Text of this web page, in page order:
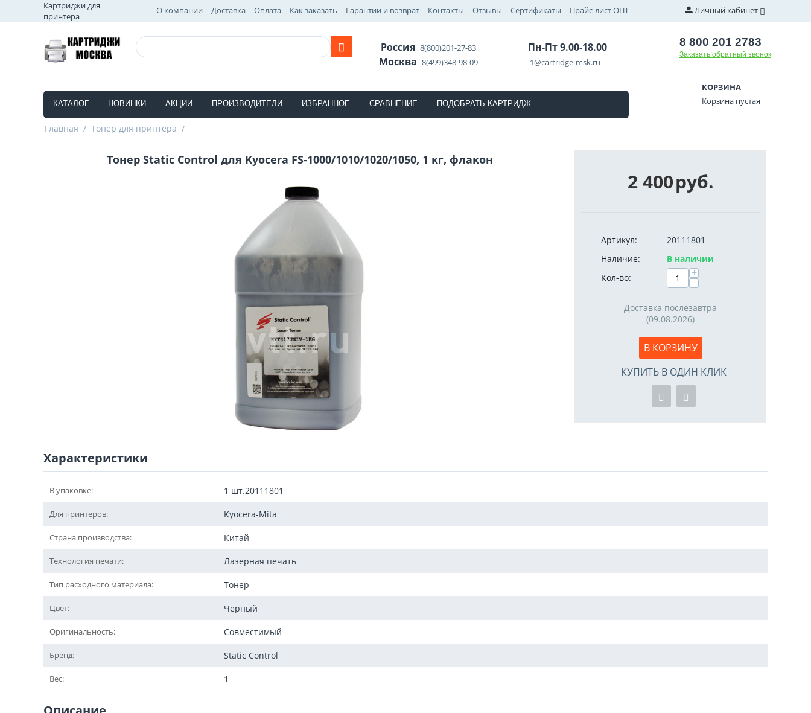
Картриджи для
принтера
О компании Доставка Оплата Как заказать Гарантии и возврат Контакты Отзывы Сертификаты Прайс-лист ОПТ Личный кабинет
Россия8(800)201-27-83
Москва8(499)348-98-09
Пн-Пт 9.00-18.00
1@cartridge-msk.ru
8 800 201 2783
Заказать обратный звонок
КАТАЛОГ НОВИНКИ АКЦИИ ПРОИЗВОДИТЕЛИ ИЗБРАННОЕ СРАВНЕНИЕ ПОДОБРАТЬ КАРТРИДЖ
КОРЗИНА
Корзина пустая
Главная / Тонер для принтера /
Тонер Static Control для Kyocera FS-1000/1010/1020/1050, 1 кг, флакон
2 400руб.
Артикул:
20111801
Наличие:
В наличии
Кол-во:
+
−
Доставка послезавтра
(09.08.2026)
В КОРЗИНУ
КУПИТЬ В ОДИН КЛИК
Характеристики
В упаковке: 1 шт.20111801
Для принтеров: Kyocera-Mita
Страна производства: Китай
Технология печати: Лазерная печать
Тип расходного материала: Тонер
Цвет: Черный
Оригинальность: Совместимый
Бренд: Static Control
Вес: 1